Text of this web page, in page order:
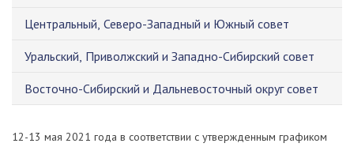
Центральный, Северо-Западный и Южный совет
Уральский, Приволжский и Западно-Сибирский совет
Восточно-Сибирский и Дальневосточный округ совет
12-13 мая 2021 года в соответствии с утвержденным графиком